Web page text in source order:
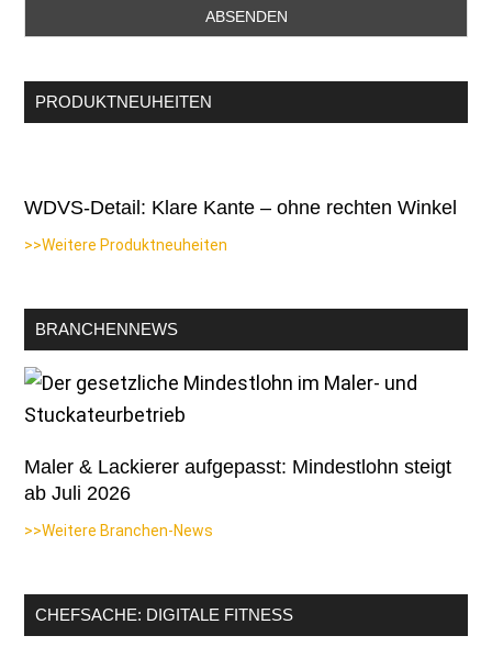
PRODUKTNEUHEITEN
WDVS-Detail: Klare Kante – ohne rechten Winkel
>>Weitere Produktneuheiten
BRANCHENNEWS
Maler & Lackierer aufgepasst: Mindestlohn steigt
ab Juli 2026
>>Weitere Branchen-News
CHEFSACHE: DIGITALE FITNESS